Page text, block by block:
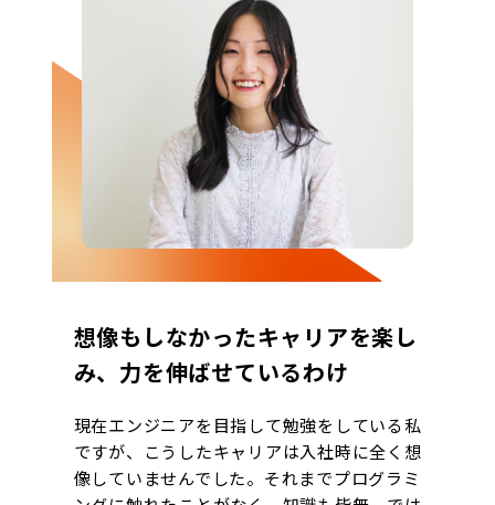
想像もしなかったキャリアを楽し
み、力を伸ばせているわけ
現在エンジニアを目指して勉強をしている私
ですが、こうしたキャリアは入社時に全く想
像していませんでした。それまでプログラミ